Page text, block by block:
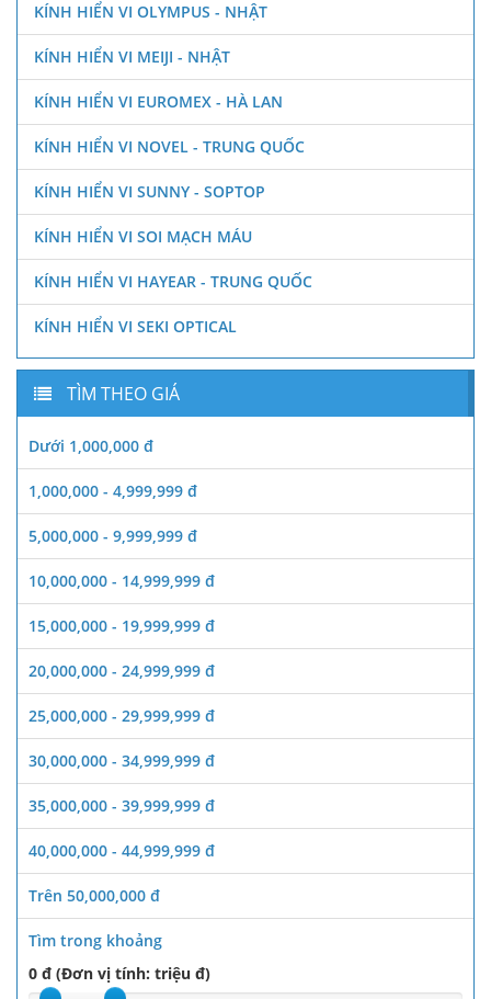
KÍNH HIỂN VI OLYMPUS - NHẬT
KÍNH HIỂN VI MEIJI - NHẬT
KÍNH HIỂN VI EUROMEX - HÀ LAN
KÍNH HIỂN VI NOVEL - TRUNG QUỐC
KÍNH HIỂN VI SUNNY - SOPTOP
KÍNH HIỂN VI SOI MẠCH MÁU
KÍNH HIỂN VI HAYEAR - TRUNG QUỐC
KÍNH HIỂN VI SEKI OPTICAL
TÌM THEO GIÁ
Dưới 1,000,000 đ
1,000,000 - 4,999,999 đ
5,000,000 - 9,999,999 đ
10,000,000 - 14,999,999 đ
15,000,000 - 19,999,999 đ
20,000,000 - 24,999,999 đ
25,000,000 - 29,999,999 đ
30,000,000 - 34,999,999 đ
35,000,000 - 39,999,999 đ
40,000,000 - 44,999,999 đ
Trên 50,000,000 đ
Tìm trong khoảng
0 đ (Đơn vị tính: triệu đ)